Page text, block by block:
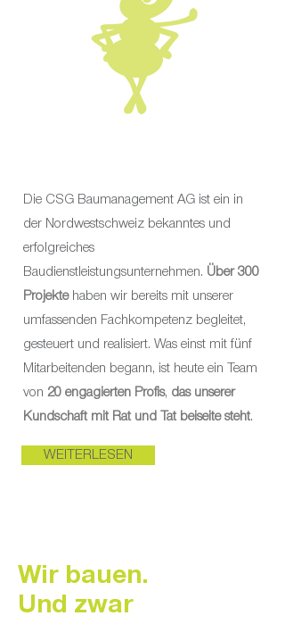
Die CSG Baumanagement AG ist ein in
der Nordwestschweiz bekanntes und
erfolgreiches
Baudienstleistungsunternehmen. Über 300
Projektehaben wir bereits mit unserer
umfassenden Fachkompetenz begleitet,
gesteuert und realisiert. Was einst mit fünf
Mitarbeitenden begann, ist heute ein Team
von 20 engagierten Profis, das unserer
Kundschaft mit Rat und Tat beiseite steht.
WEITERLESEN
Wir bauen.
Und zwar